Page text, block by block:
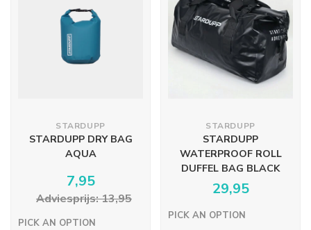
STARDUPP
STARDUPP DRY BAG
AQUA
7,95
Adviesprijs: 13,95
PICK AN OPTION
STARDUPP
STARDUPP
WATERPROOF ROLL
DUFFEL BAG BLACK
29,95
PICK AN OPTION